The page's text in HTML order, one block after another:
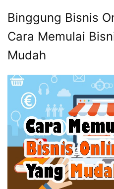
Binggung Bisnis
Cara Memulai
Mudah